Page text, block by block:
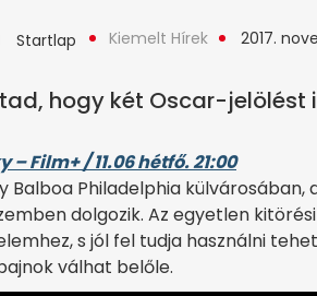
Startlap Kiemelt Hírek 2017.
hogy két Oscar-jelölést
– Film+ / 11.06 hétfő. 21:00
Balboa Philadelphia
dolgozik. Az egyetlen
s jól fel tudja használni
válhat belőle.